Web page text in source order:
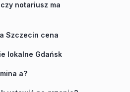
notariusz ma
Szczecin cena
lokalne Gdańsk
a?